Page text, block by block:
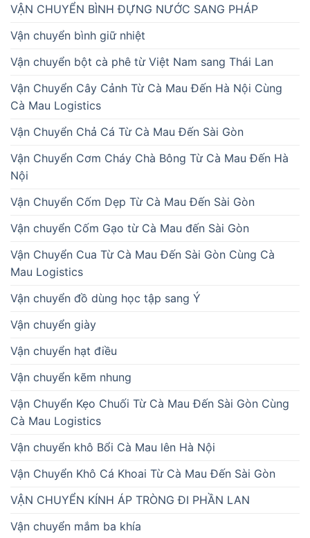
VẬN CHUYỂN BÌNH ĐỰNG NƯỚC SANG PHÁP
Vận chuyển bình giữ nhiệt
Vận chuyển bột cà phê từ Việt Nam sang Thái Lan
Vận Chuyển Cây Cảnh Từ Cà Mau Đến Hà Nội Cùng
Cà Mau Logistics
Vận Chuyển Chả Cá Từ Cà Mau Đến Sài Gòn
Vận Chuyển Cơm Cháy Chà Bông Từ Cà Mau Đến Hà
Nội
Vận Chuyển Cốm Dẹp Từ Cà Mau Đến Sài Gòn
Vận chuyển Cốm Gạo từ Cà Mau đến Sài Gòn
Vận Chuyển Cua Từ Cà Mau Đến Sài Gòn Cùng Cà
Mau Logistics
Vận chuyển đồ dùng học tập sang Ý
Vận chuyển giày
Vận chuyển hạt điều
Vận chuyển kẽm nhung
Vận Chuyển Kẹo Chuối Từ Cà Mau Đến Sài Gòn Cùng
Cà Mau Logistics
Vận chuyển khô Bổi Cà Mau lên Hà Nội
Vận Chuyển Khô Cá Khoai Từ Cà Mau Đến Sài Gòn
VẬN CHUYỂN KÍNH ÁP TRÒNG ĐI PHẦN LAN
Vận chuyển mắm ba khía